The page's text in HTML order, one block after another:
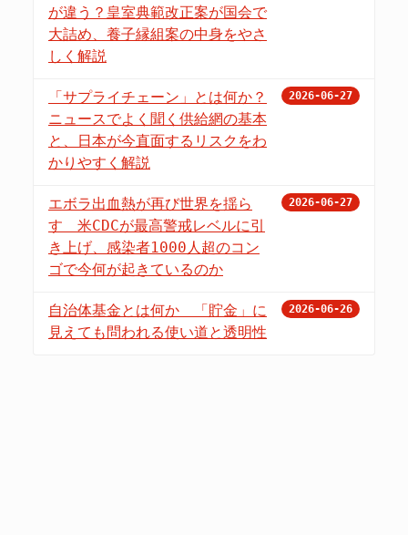
が違う？皇室典範改正案が国会で
大詰め、養子縁組案の中身をやさ
しく解説
「サプライチェーン」とは何か？
ニュースでよく聞く供給網の基本
と、日本が今直面するリスクをわ
かりやすく解説
2026-06-27
エボラ出血熱が再び世界を揺ら
す 米CDCが最高警戒レベルに引
き上げ、感染者1000人超のコン
ゴで今何が起きているのか
2026-06-27
自治体基金とは何か 「貯金」に
見えても問われる使い道と透明性
2026-06-26